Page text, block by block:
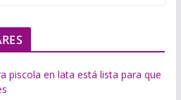
piscola en lata está lista para que